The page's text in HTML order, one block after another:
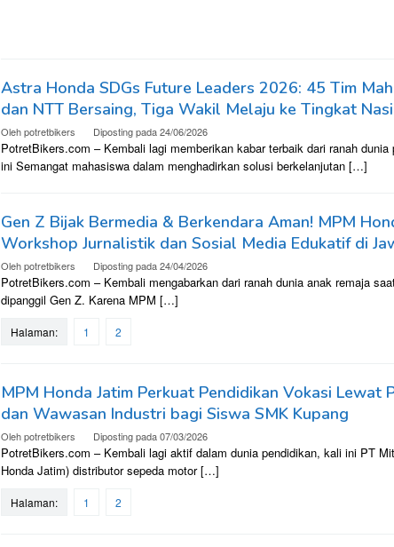
Astra Honda SDGs Future Leaders 2026: 45 Tim
dan NTT Bersaing, Tiga Wakil Melaju ke Tingkat
Olehpotretbikers Diposting pada24/06/2026
PotretBikers.com – Kembali lagi memberikan kabar terbaik dari ranah
ini Semangat mahasiswa dalam menghadirkan solusi berkelanjutan […]
Gen Z Bijak Bermedia & Berkendara Aman! MPM
Workshop Jurnalistik dan Sosial Media Edukatif di
Olehpotretbikers Diposting pada24/04/2026
PotretBikers.com – Kembali mengabarkan dari ranah dunia anak remaja
dipanggil Gen Z. Karena MPM […]
Halaman: 1 2
MPM Honda Jatim Perkuat Pendidikan Vokasi Lewat
dan Wawasan Industri bagi Siswa SMK Kupang
Olehpotretbikers Diposting pada07/03/2026
PotretBikers.com – Kembali lagi aktif dalam dunia pendidikan, kali ini PT
Honda Jatim) distributor sepeda motor […]
Halaman: 1 2